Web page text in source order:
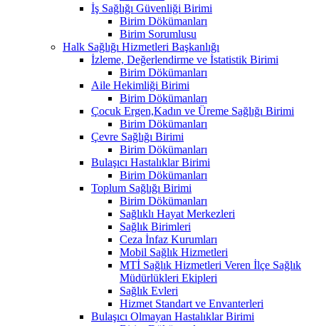
İş Sağlığı Güvenliği Birimi
Birim Dökümanları
Birim Sorumlusu
Halk Sağlığı Hizmetleri Başkanlığı
İzleme, Değerlendirme ve İstatistik Birimi
Birim Dökümanları
Aile Hekimliği Birimi
Birim Dökümanları
Çocuk Ergen,Kadın ve Üreme Sağlığı Birimi
Birim Dökümanları
Çevre Sağlığı Birimi
Birim Dökümanları
Bulaşıcı Hastalıklar Birimi
Birim Dökümanları
Toplum Sağlığı Birimi
Birim Dökümanları
Sağlıklı Hayat Merkezleri
Sağlık Birimleri
Ceza İnfaz Kurumları
Mobil Sağlık Hizmetleri
MTİ Sağlık Hizmetleri Veren İlçe Sağlık
Müdürlükleri Ekipleri
Sağlık Evleri
Hizmet Standart ve Envanterleri
Bulaşıcı Olmayan Hastalıklar Birimi